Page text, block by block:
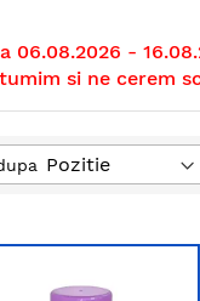
06.08.2026 -
si ne cerem